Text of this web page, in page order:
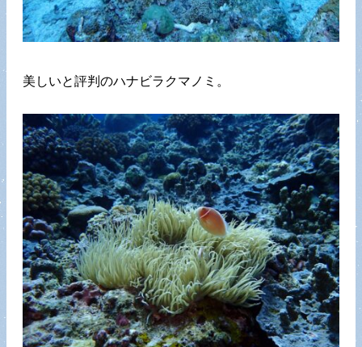
美しいと評判のハナビラクマノミ。